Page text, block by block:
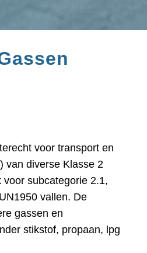
voor transport en
van diverse Klasse 2
subcategorie 2.1,
vallen. De
gassen en
stikstof, propaan, lpg